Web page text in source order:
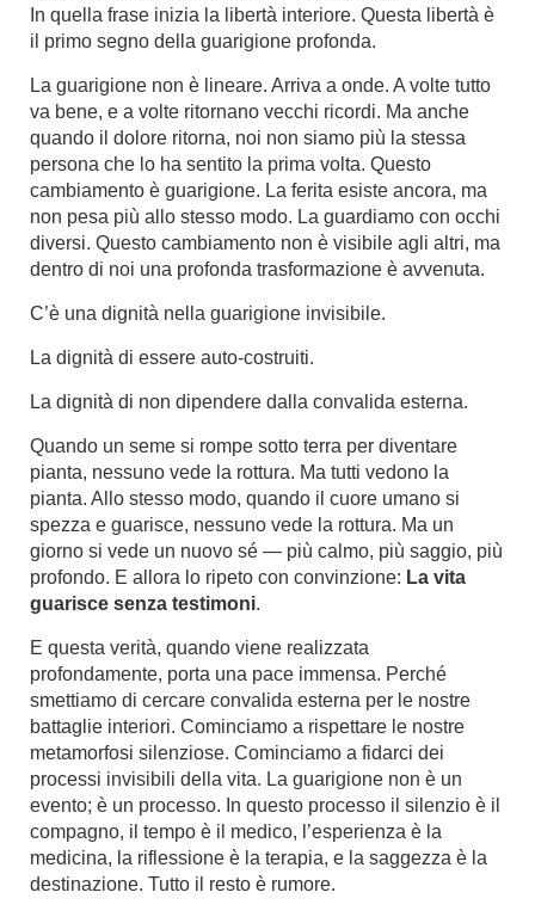
In quella frase inizia la libertà interiore. Questa libertà è
il primo segno della guarigione profonda.
La guarigione non è lineare. Arriva a onde. A volte tutto
va bene, e a volte ritornano vecchi ricordi. Ma anche
quando il dolore ritorna, noi non siamo più la stessa
persona che lo ha sentito la prima volta. Questo
cambiamento è guarigione. La ferita esiste ancora, ma
non pesa più allo stesso modo. La guardiamo con occhi
diversi. Questo cambiamento non è visibile agli altri, ma
dentro di noi una profonda trasformazione è avvenuta.
C’è una dignità nella guarigione invisibile.
La dignità di essere auto-costruiti.
La dignità di non dipendere dalla convalida esterna.
Quando un seme si rompe sotto terra per diventare
pianta, nessuno vede la rottura. Ma tutti vedono la
pianta. Allo stesso modo, quando il cuore umano si
spezza e guarisce, nessuno vede la rottura. Ma un
giorno si vede un nuovo sé — più calmo, più saggio, più
profondo. E allora lo ripeto con convinzione: La vita
guarisce senza testimoni.
E questa verità, quando viene realizzata
profondamente, porta una pace immensa. Perché
smettiamo di cercare convalida esterna per le nostre
battaglie interiori. Cominciamo a rispettare le nostre
metamorfosi silenziose. Cominciamo a fidarci dei
processi invisibili della vita. La guarigione non è un
evento; è un processo. In questo processo il silenzio è il
compagno, il tempo è il medico, l’esperienza è la
medicina, la riflessione è la terapia, e la saggezza è la
destinazione. Tutto il resto è rumore.